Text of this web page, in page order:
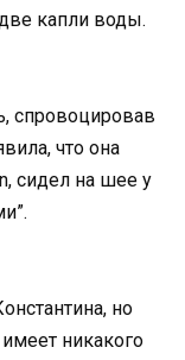
капли воды.
спровоцировав
что она
сидел на шее у
но
никакого